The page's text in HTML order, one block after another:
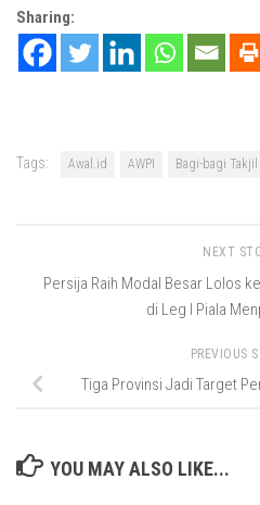
Sharing:
Tags: Awal.id AWPI Bagi-bagi Takjil
NEXT
Persija Raih Modal Besar Lolos
di Leg I Piala
PREVIOUS
Tiga Provinsi Jadi Target
YOU MAY ALSO LIKE...